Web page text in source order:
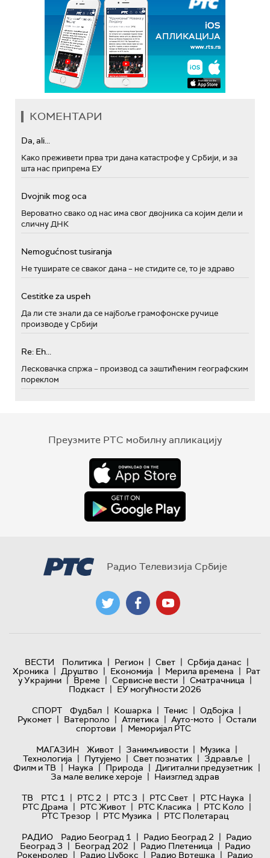
КОМЕНТАРИ
Da, ali...
Како преживети прва три дана катастрофе у Србији, и за
шта нас припрема ЕУ
Dvojnik mog oca
Вероватно свако од нас има свог двојника са којим дели и
сличну ДНК
Nemogućnost tusiranja
Не туширате се сваког дана – не стидите се, то је здраво
Cestitke za uspeh
Да ли сте знали да се најбоље грамофонске ручице
производе у Србији
Re: Eh...
Лесковачка спржа – производ са заштићеним географским
пореклом
Преузмите РТС мобилну апликацију
Радио Телевизија Србије
ВЕСТИ Политика | Регион | Свет | Србија данас |
Хроника | Друштво | Економија | Мерила времена | Рат
у Украјини | Време | Сервисне вести | Сматрачница |
Подкаст | ЕУ могућности 2026
СПОРТ
Фудбал | Кошарка | Тенис | Одбојка |
Рукомет | Ватерполо | Атлетика | Ауто-мото | Остали
спортови | Меморијал РТС
МАГАЗИН
Живот | Занимљивости | Музика |
Технологијa | Путујемо | Свет познатих | Здравље |
Филм и ТВ | Наука | Природа | Дигитални предузетник |
За мале велике хероје | Наизглед здрав
ТВ
РТС 1 | РТС 2 | РТС 3 | РТС Свет | РТС Наука |
РТС Драма | РТС Живот | РТС Класика | РТС Коло |
РТС Трезор | РТС Музика | РТС Полетарац
РАДИО
Радио Београд 1 | Радио Београд 2 | Радио
Београд 3 | Београд 202 | Радио Плетеница | Радио
Рокенролер | Радио Џубокс | Радио Вртешка | Радио